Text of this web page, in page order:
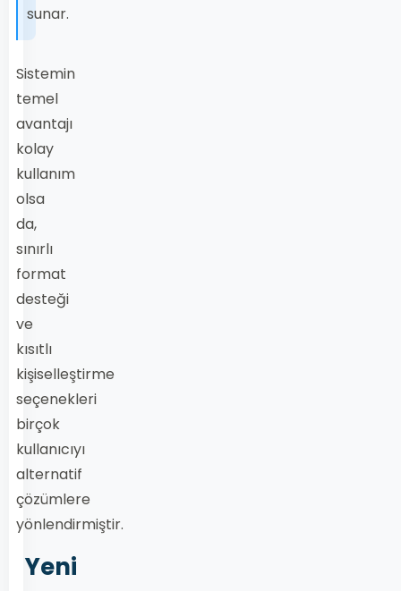
sunar.
Sistemin
temel
avantajı
kolay
kullanım
olsa
da,
sınırlı
format
desteği
ve
kısıtlı
kişiselleştirme
seçenekleri
birçok
kullanıcıyı
alternatif
çözümlere
yönlendirmiştir.
Yeni